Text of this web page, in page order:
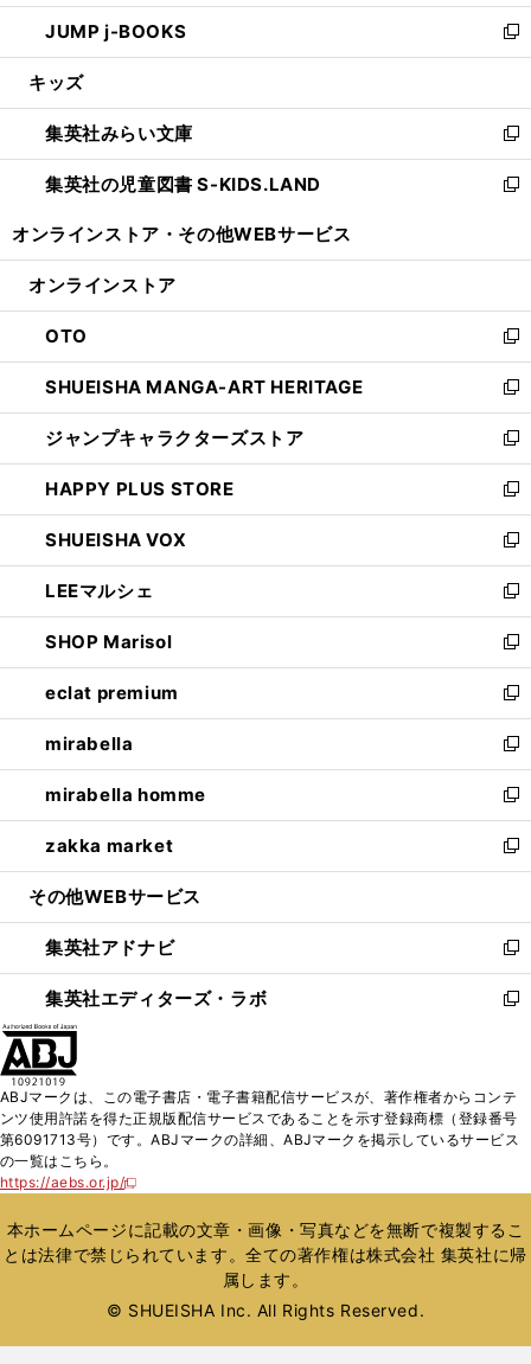
ウ
で
開
ン
ド
ウ
開
く
ウ
ィ
ン
ウ
で
開
く
し
い
ウ
ン
ド
ウ
で
JUMP j-BOOKS
新
し
ウ
ィ
ン
ド
開
キッズ
集英社みらい文庫
新
し
い
ン
ウ
で
開
く
集英社の児童図書 S-KIDS.LAND
新
ウ
ン
ド
ウ
で
開
く
オンラインストア・ その他WEBサービス
オンラインストア
OTO
新
し
い
ウ
ィ
ン
ド
ウ
で
開
く
SHUEISHA MANGA-ART HERITAGE
新
し
い
ウ
ィ
ン
ド
ウ
で
開
く
ジャンプキャラクターズストア
新
し
い
ウ
ィ
ン
ド
ウ
で
開
く
HAPPY PLUS STORE
新
し
い
ウ
ィ
ン
ド
ウ
で
開
く
SHUEISHA VOX
新
し
い
ウ
ィ
ン
ド
ウ
で
開
く
LEEマルシェ
新
し
い
ウ
ィ
ン
ド
ウ
で
開
く
SHOP Marisol
新
し
い
ウ
ィ
ン
ド
ウ
で
開
eclat premium
新
し
い
ウ
ィ
ン
ド
ウ
開
く
mirabella
新
し
い
ウ
ィ
ン
ウ
で
開
く
mirabella homme
新
し
い
ウ
ン
ド
ウ
で
zakka market
新
し
ウ
ィ
ン
ド
く
その他WEBサービス
集英社アドナビ
新
し
い
ド
ウ
で
集英社エディターズ・ラボ
新
ィ
ン
ド
開
く
ABJマークは、この電子書店・電子書籍配信サービスが、著作権者からコンテ
ンツ使用許諾を得た正規版配信サービスであることを示す登録商標（登録番号
第6091713号）です。ABJマークの詳細、ABJマークを掲示しているサービス
の一覧はこちら。
https://aebs.or.jp/
新
い
ウ
ィ
ウ
本ホームページに記載の文章・画像・写真などを無断で複製するこ
とは法律で禁じられています。全ての著作権は株式会社 集英社に帰
属します。
© SHUEISHA Inc. All Rights Reserved.